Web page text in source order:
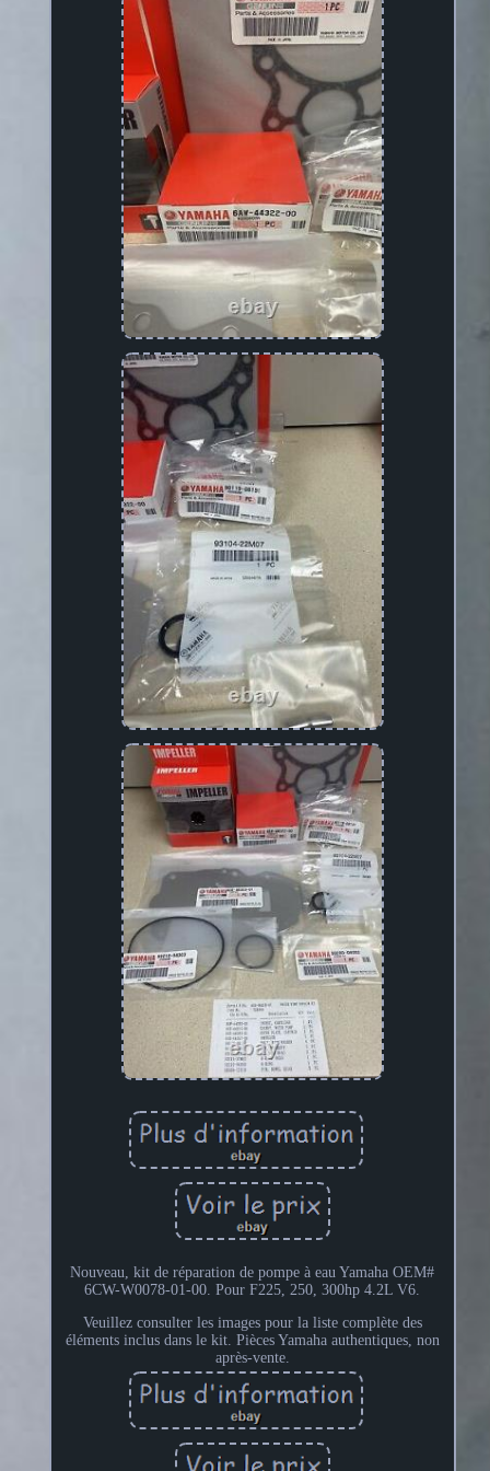
Nouveau, kit de réparation de pompe à eau Yamaha OEM#
6CW-W0078-01-00. Pour F225, 250, 300hp 4.2L V6.
Veuillez consulter les images pour la liste complète des
éléments inclus dans le kit. Pièces Yamaha authentiques, non
après-vente.